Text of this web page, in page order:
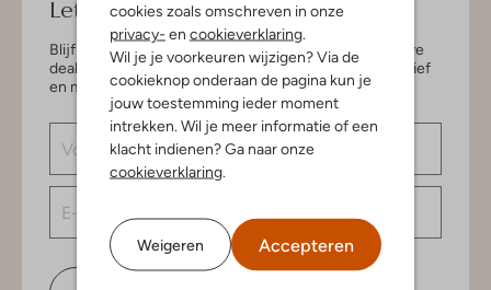
cookies zoals omschreven in onze
privacy- en cookieverklaring.
Wil je je voorkeuren wijzigen? Via de
cookieknop onderaan de pagina kun je
jouw toestemming ieder moment
intrekken. Wil je meer informatie of een
klacht indienen? Ga naar onze
cookieverklaring.
Weigeren Accepteren
Let's keep in touch!
Blijf op de hoogte van de nieuwste items en exclusieve
deals, speciaal voor jou. Schrijf je in voor de nieuwsbrief
en maak kans op € 150,- shoptegoed.